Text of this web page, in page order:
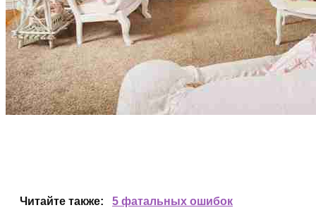
Читайте также:
5 фатальных ошибок